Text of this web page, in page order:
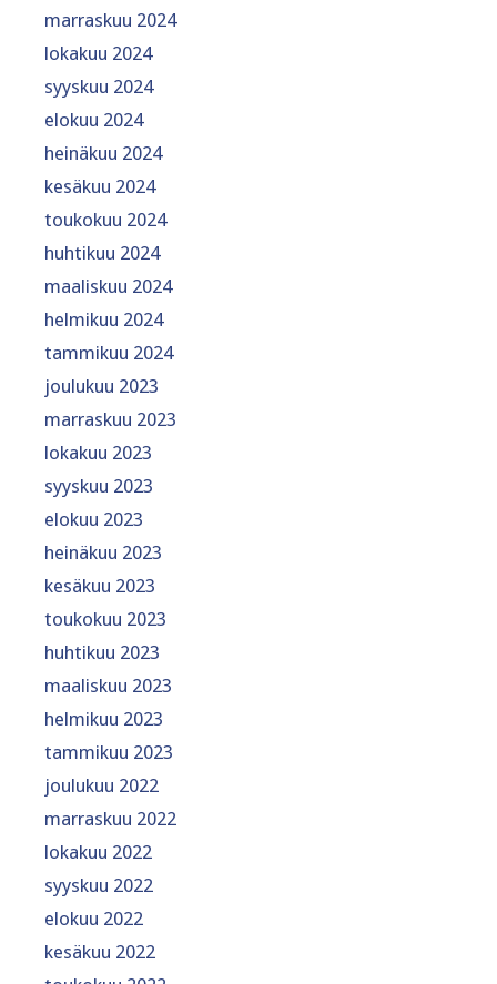
marraskuu 2024
lokakuu 2024
syyskuu 2024
elokuu 2024
heinäkuu 2024
kesäkuu 2024
toukokuu 2024
huhtikuu 2024
maaliskuu 2024
helmikuu 2024
tammikuu 2024
joulukuu 2023
marraskuu 2023
lokakuu 2023
syyskuu 2023
elokuu 2023
heinäkuu 2023
kesäkuu 2023
toukokuu 2023
huhtikuu 2023
maaliskuu 2023
helmikuu 2023
tammikuu 2023
joulukuu 2022
marraskuu 2022
lokakuu 2022
syyskuu 2022
elokuu 2022
kesäkuu 2022